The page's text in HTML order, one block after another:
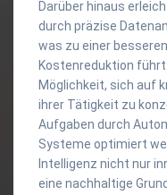
Darüber hinaus
durch präzise
was zu einer
Kostenreduktion
Möglichkeit, sich auf
ihrer Tätigkeit zu
Aufgaben durch
Systeme optimiert
Intelligenz nicht nur
eine nachhaltige